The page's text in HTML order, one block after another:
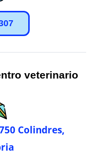
veterinario
Colindres,